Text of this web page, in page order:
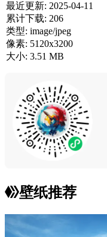
最近更新: 2025-04-11
累计下载: 206
类型: image/jpeg
像素: 5120x3200
大小: 3.51 MB
壁纸推荐